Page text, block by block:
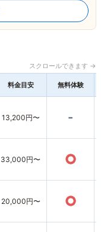
スクロールできます →
料金目安 無料体験
13,200円〜 -
33,000円〜 ○
20,000円〜 ○